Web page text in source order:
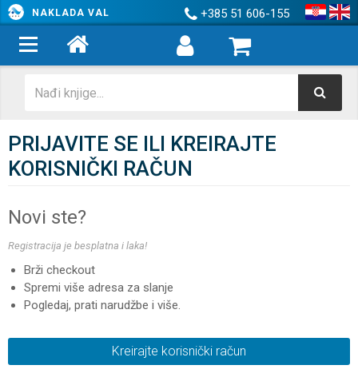
NAKLADA VAL +385 51 606-155
PRIJAVITE SE ILI KREIRAJTE
KORISNIČKI RAČUN
Novi ste?
Registracija je besplatna i laka!
Brži checkout
Spremi više adresa za slanje
Pogledaj, prati narudžbe i više.
Kreirajte korisnički račun